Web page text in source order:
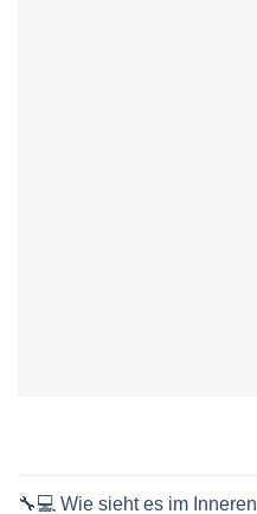
🔧💻 Wie sieht es im Inneren